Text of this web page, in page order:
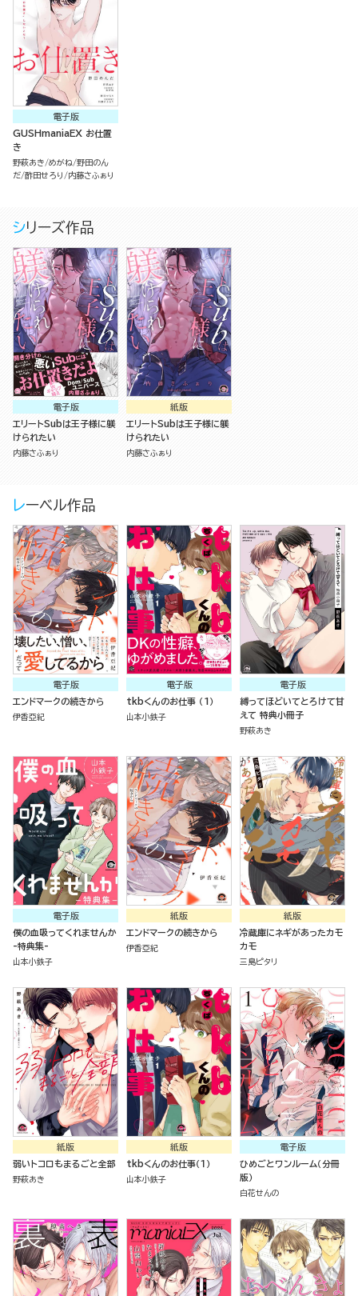
電子版
GUSHmaniaEX お仕置
き
野萩あき めがね 野田のん
だ 酢田せろり 内藤さふぁり
シリーズ作品
電子版
エリートSubは王子様に躾
けられたい
内藤さふぁり
紙版
エリートSubは王子様に躾
けられたい
内藤さふぁり
レーベル作品
電子版
エンドマークの続きから
伊香亞紀
電子版
tkbくんのお仕事 （1）
山本小鉄子
電子版
縛ってほどいてとろけて甘
えて 特典小冊子
野萩あき
電子版
僕の血吸ってくれませんか
-特典集-
山本小鉄子
紙版
エンドマークの続きから
伊香亞紀
紙版
冷蔵庫にネギがあったカモ
カモ
三島ピタリ
紙版
弱いトコロもまるごと全部
野萩あき
紙版
tkbくんのお仕事（１）
山本小鉄子
電子版
ひめごとワンルーム（分冊
版）
白花せんの